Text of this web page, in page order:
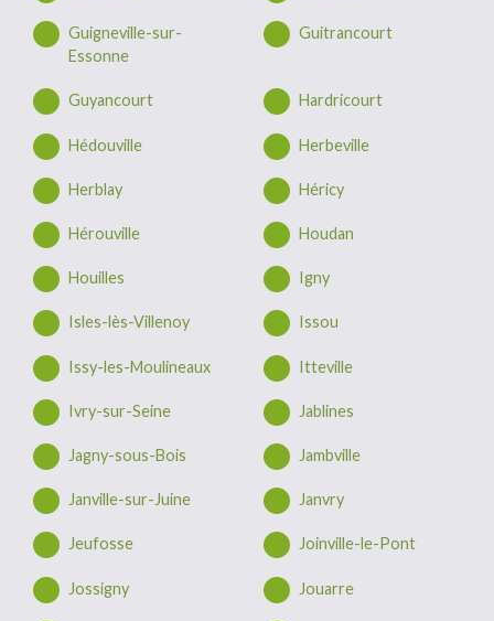
Guigneville-sur-
Essonne
Guitrancourt
Guyancourt Hardricourt
Hédouville Herbeville
Herblay Héricy
Hérouville Houdan
Houilles Igny
Isles-lès-Villenoy Issou
Issy-les-Moulineaux Itteville
Ivry-sur-Seine Jablines
Jagny-sous-Bois Jambville
Janville-sur-Juine Janvry
Jeufosse Joinville-le-Pont
Jossigny Jouarre